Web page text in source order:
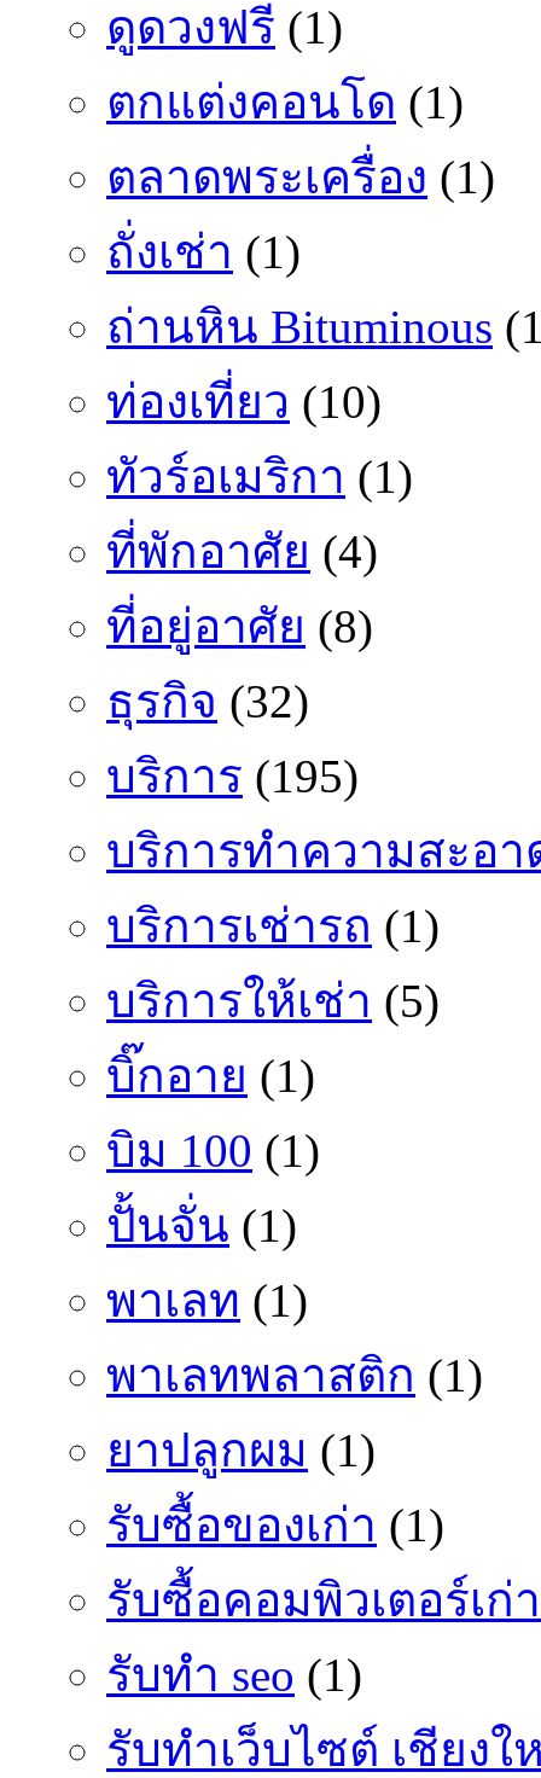
ดูดวงฟรี (1)
ตกแต่งคอนโด (1)
ตลาดพระเครื่อง (1)
ถั่งเช่า (1)
ถ่านหิน Bituminous
ท่องเที่ยว (10)
ทัวร์อเมริกา (1)
ที่พักอาศัย (4)
ที่อยู่อาศัย (8)
ธุรกิจ (32)
บริการ (195)
บริการทำความสะอา
บริการเช่ารถ (1)
บริการให้เช่า (5)
บิ๊กอาย (1)
บิม 100 (1)
ปั้นจั่น (1)
พาเลท (1)
พาเลทพลาสติก (1)
ยาปลูกผม (1)
รับซื้อของเก่า (1)
รับซื้อคอมพิวเตอร์เก่า
รับทำ seo (1)
รับทำเว็บไซต์ เชียงใ